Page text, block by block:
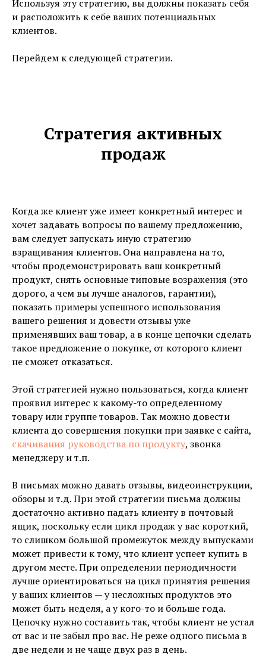
Используя эту стратегию, вы должны показать себя
и расположить к себе ваших потенциальных
клиентов.
Перейдем к следующей стратегии.
Стратегия активных
продаж
Когда же клиент уже имеет конкретный интерес и
хочет задавать вопросы по вашему предложению,
вам следует запускать иную стратегию
взращивания клиентов. Она направлена на то,
чтобы продемонстрировать ваш конкретный
продукт, снять основные типовые возражения (это
дорого, а чем вы лучше аналогов, гарантии),
показать примеры успешного использования
вашего решения и довести отзывы уже
применявших ваш товар, а в конце цепочки сделать
такое предложение о покупке, от которого клиент
не сможет отказаться.
Этой стратегией нужно пользоваться, когда клиент
проявил интерес к какому-то определенному
товару или группе товаров. Так можно довести
клиента до совершения покупки при заявке с сайта,
скачивания руководства по продукту, звонка
менеджеру и т.п.
В письмах можно давать отзывы, видеоинструкции,
обзоры и т.д. При этой стратегии письма должны
достаточно активно падать клиенту в почтовый
ящик, поскольку если цикл продаж у вас короткий,
то слишком большой промежуток между выпусками
может привести к тому, что клиент успеет купить в
другом месте. При определении периодичности
лучше ориентироваться на цикл принятия решения
у ваших клиентов — у несложных продуктов это
может быть неделя, а у кого-то и больше года.
Цепочку нужно составить так, чтобы клиент не устал
от вас и не забыл про вас. Не реже одного письма в
две недели и не чаще двух раз в день.